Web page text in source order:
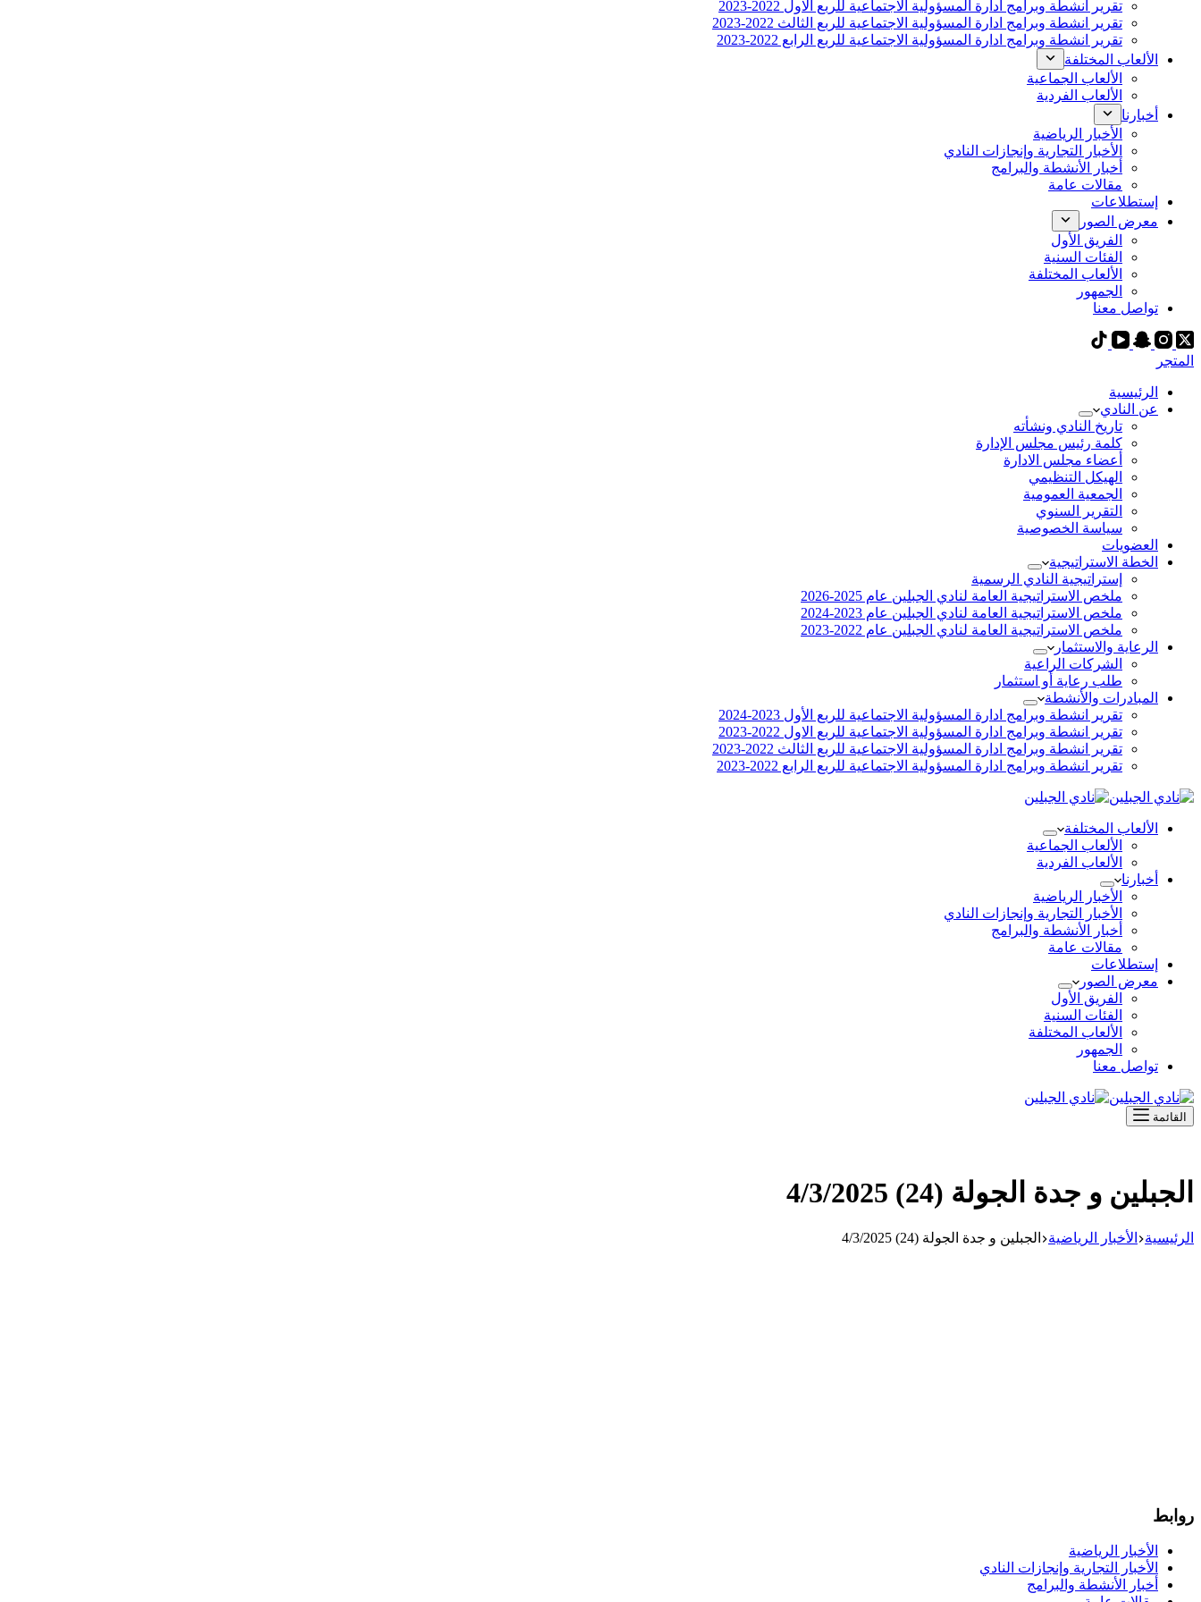
تقرير انشطة وبرامج ادارة المسؤولية الاجتماعية للربع الاول 2022-2023
تقرير انشطة وبرامج ادارة المسؤولية الاجتماعية للربع الثالث 2022-2023
تقرير انشطة وبرامج ادارة المسؤولية الاجتماعية للربع الرابع 2022-2023
الألعاب المختلفة
الألعاب الجماعية
الألعاب الفردية
أخبارنا
الأخبار الرياضية
الأخبار التجارية وإنجازات النادي
أخبار الأنشطة والبرامج
مقالات عامة
إستطلاعات
معرض الصور
الفريق الأول
الفئات السنية
الألعاب المختلفة
الجمهور
تواصل معنا
المتجر
الرئيسية
عن النادي
تاريخ النادي ونشأته
كلمة رئيس مجلس الإدارة
أعضاء مجلس الادارة
الهيكل التنظيمي
الجمعية العمومية
التقرير السنوي
سياسة الخصوصية
العضويات
الخطة الاستراتيجية
إستراتيجية النادي الرسمية
ملخص الاستراتيجية العامة لنادي الجبلين عام 2025-2026
ملخص الاستراتيجية العامة لنادي الجبلين عام 2023-2024
ملخص الاستراتيجية العامة لنادي الجبلين عام 2022-2023
الرعاية والاستثمار
الشركات الراعية
طلب رعاية أو استثمار
المبادرات والأنشطة
تقرير انشطة وبرامج ادارة المسؤولية الاجتماعية للربع الأول 2023-2024
تقرير انشطة وبرامج ادارة المسؤولية الاجتماعية للربع الاول 2022-2023
تقرير انشطة وبرامج ادارة المسؤولية الاجتماعية للربع الثالث 2022-2023
تقرير انشطة وبرامج ادارة المسؤولية الاجتماعية للربع الرابع 2022-2023
الألعاب المختلفة
الألعاب الجماعية
الألعاب الفردية
أخبارنا
الأخبار الرياضية
الأخبار التجارية وإنجازات النادي
أخبار الأنشطة والبرامج
مقالات عامة
إستطلاعات
معرض الصور
الفريق الأول
الفئات السنية
الألعاب المختلفة
الجمهور
تواصل معنا
القائمة
الجبلين و جدة الجولة (24) 4/3/2025
الرئيسية الأخبار الرياضية الجبلين و جدة الجولة (24) 4/3/2025
روابط
الأخبار الرياضية
الأخبار التجارية وإنجازات النادي
أخبار الأنشطة والبرامج